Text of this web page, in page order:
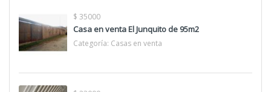
$ 35000
Casa en venta El Junquito de 95m2
Categoría: Casas en venta